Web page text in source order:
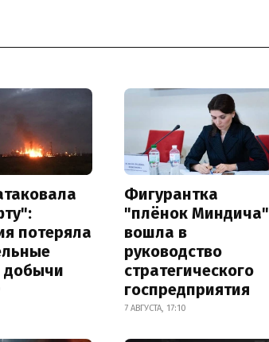
потеряла
Фигурантка
"плёнок Миндича"
вошла в
руководство
стратегического
госпредприятия
7 АВГУСТА, 17:10